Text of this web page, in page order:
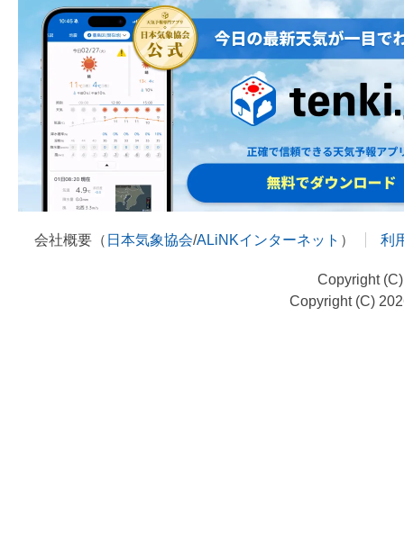
会社概要（ 日本気象協会/ALiNKインターネット ） 利
Copyright
Copyright (C)